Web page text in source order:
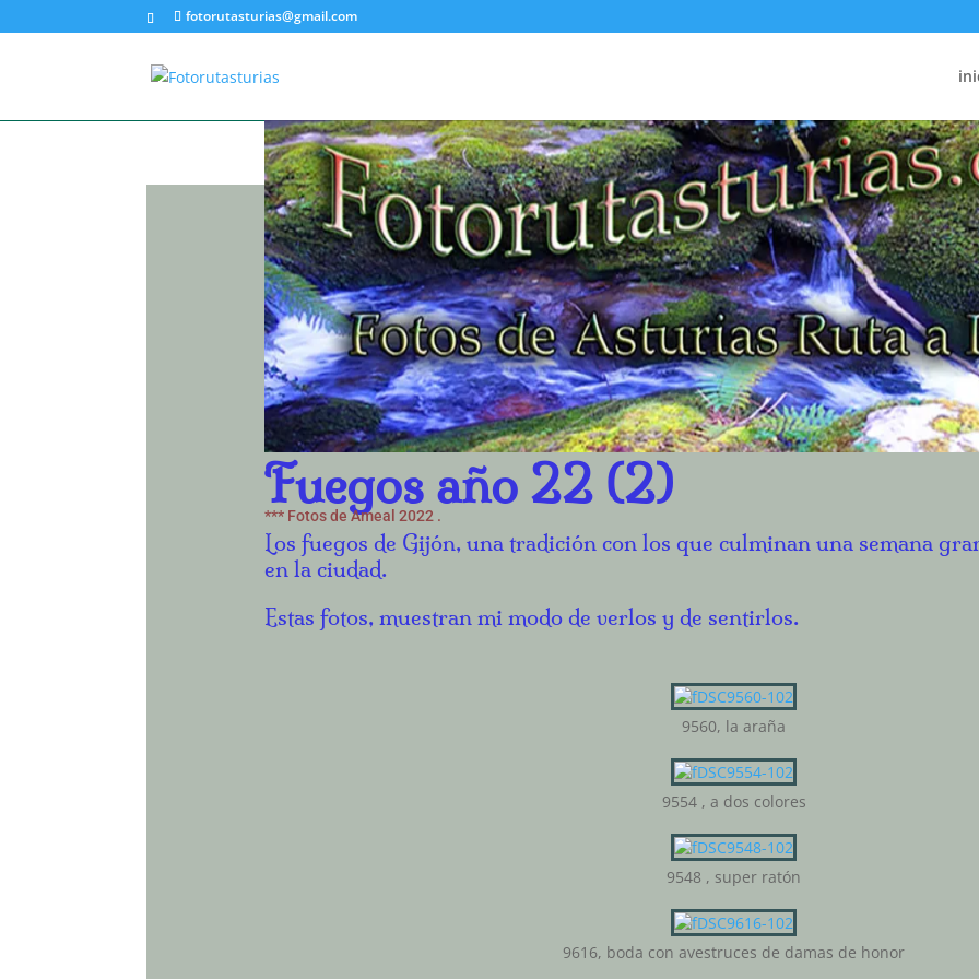
fotorutasturias@gmail.com
Fuegos año 22 (2)
*** Fotos de Ameal 2022 .
Los fuegos de Gijón, una tradición con los que culminan una semana
en la ciudad.
Estas fotos, muestran mi modo de verlos y de sentirlos.
9560, la araña
9554 , a dos colores
9548 , super ratón
9616, boda con avestruces de damas de honor